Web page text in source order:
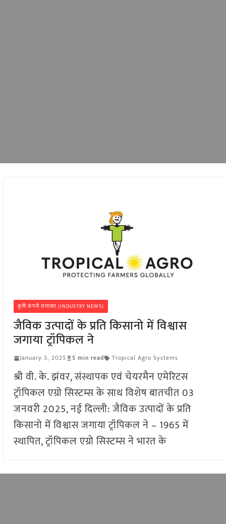
कृषि कंपनी समाचार (INDUSTRY NEWS)
जैविक उत्पादों के प्रति किसानो में विश्वास
जगाया ट्रॉपिकल ने
January 3, 2025 5 min read Tropical Agro Systems
श्री वी. के. झंवर, संस्थापक एवं चेयरमैन एमेरिटस
ट्रॉपिकल एग्रो सिस्टम्स के साथ विशेष बातचीत 03
जनवरी 2025, नई दिल्ली: जैविक उत्पादों के प्रति
किसानो में विश्वास जगाया ट्रॉपिकल ने – 1965 में
स्थापित, ट्रॉपिकल एग्रो सिस्टम्स ने भारत के